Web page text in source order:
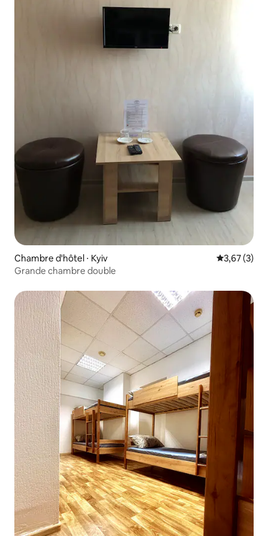
Chambre d'hôtel ⋅ Kyiv Évaluation
3,67 (3)
Grande chambre double